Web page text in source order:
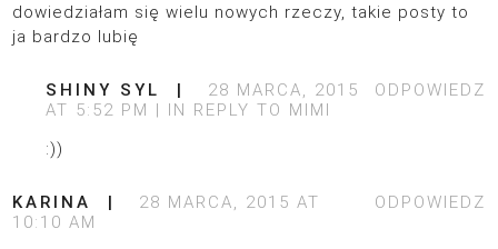
dowiedziałam się wielu nowych rzeczy, takie posty to
ja bardzo lubię
ODPOWIEDZ
SHINY SYL
28 MARCA, 2015
AT 5:52 PM
IN REPLY TO MIMI
:))
ODPOWIEDZ
KARINA
28 MARCA, 2015 AT
10:10 AM